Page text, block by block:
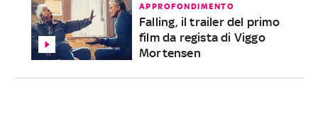
APPROFONDIMENTO
Falling, il trailer del primo
film da regista di Viggo
Mortensen